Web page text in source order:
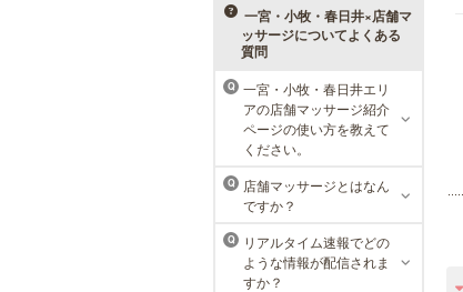
べる種類の多さで初めての方も安心
です。
メンズリゼクリニック 名古屋
栄院
東京メンズリゼクリニックの永久脱
毛が全国で受けられます。多くの男
性患者様にご支持頂き、新宿1院か
ら始まったメンズリゼクリニック
が、現在では提携院含め全国10院を
展開するクリニックになりました。
一宮・小牧・春日井×店舗マ
ッサージについてよくある
質問
Q
一宮・小牧・春日井エリ
アの店舗マッサージ紹介
ページの使い方を教えて
ください。
Q
店舗マッサージとはなん
ですか？
Q
リアルタイム速報でどの
ような情報が配信されま
すか？